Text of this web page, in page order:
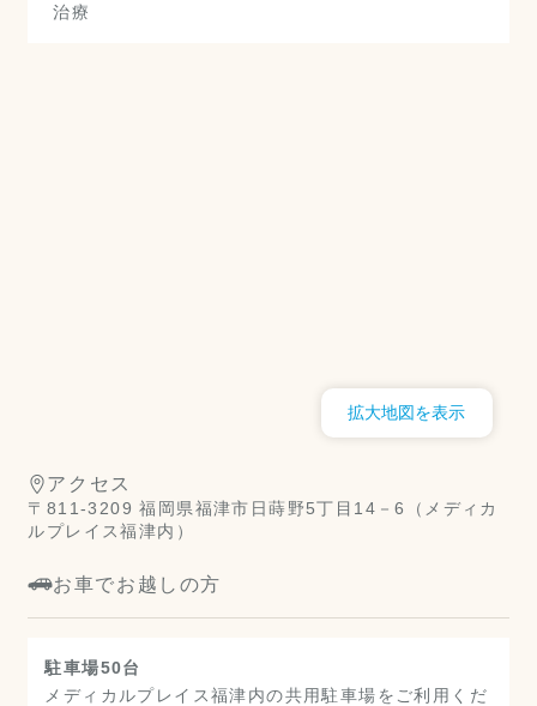
治療
拡大地図を表示
アクセス
〒811-3209 福岡県福津市日蒔野5丁目14－6（メディカ
ルプレイス福津内）
お車でお越しの方
駐車場50台
メディカルプレイス福津内の共用駐車場をご利用くだ